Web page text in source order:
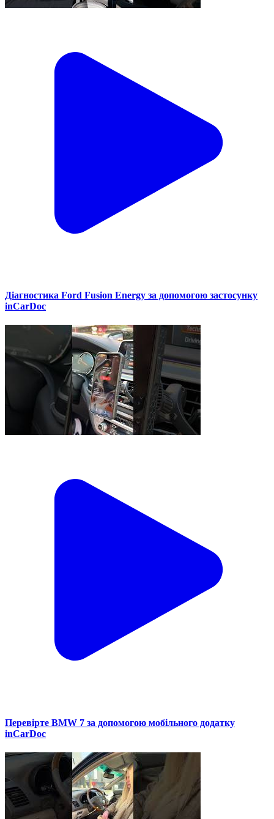
Діагностика Ford Fusion Energy за допомогою застосунку
inCarDoc
Перевірте BMW 7 за допомогою мобільного додатку
inCarDoc